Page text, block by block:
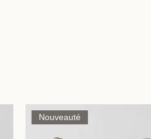
Nouveauté